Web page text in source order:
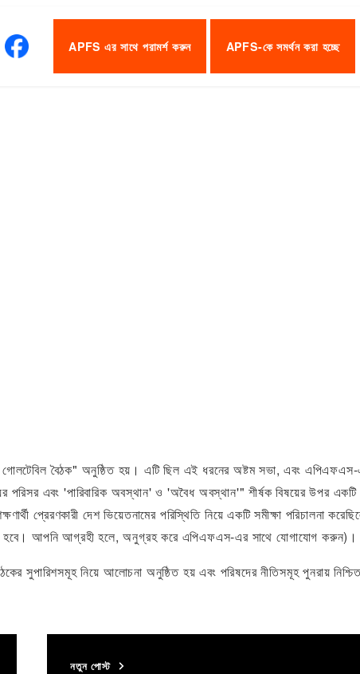
APFS এর সাথে পরামর্শ করুন APFS-কে সমর্থন করা হচ্ছে
গোলটেবিল বৈঠক" অনুষ্ঠিত হয়। এটি ছিল এই ধরনের অষ্টম সভা, এবং
এবং 'পারিবারিক অবস্থান' ও 'অবৈধ অবস্থান'" শীর্ষক বিষয়ের উপর
প্রেরণকারী দেশ ভিয়েতনামের পরিস্থিতি নিয়ে একটি সমীক্ষা পরিচালনা
হবে। আপনি আগ্রহী হলে, অনুগ্রহ করে এপিএফএস-এর সাথে যোগাযোগ করুন)।
সুপারিশসমূহ নিয়ে আলোচনা অনুষ্ঠিত হয় এবং পরিষদের নীতিসমূহ পুনরায়
নতুন পোস্ট